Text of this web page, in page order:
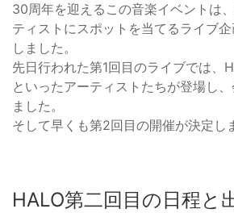
30周年を迎えるこの音楽イベントは
ティストにスポットを当てるライブ
しました。
先日行われた第1回目のライブでは、
といったアーティストたちが登場し
ました。
そして早くも第2回目の開催が決定し
HALO第二回目の日程と